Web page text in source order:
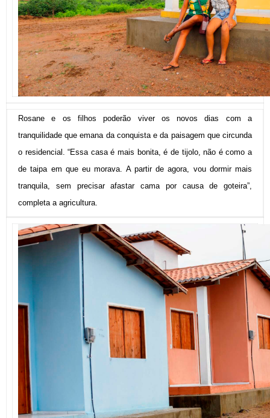
Rosane e os filhos poderão viver os novos dias com a
tranquilidade que emana da conquista e da paisagem que circunda
o residencial. “Essa casa é mais bonita, é de tijolo, não é como a
de taipa em que eu morava. A partir de agora, vou dormir mais
tranquila, sem precisar afastar cama por causa de goteira”,
completa a agricultura.